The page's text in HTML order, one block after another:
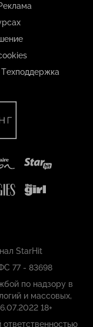
Техподдержка
StarHit
77 - 83698
по надзору в
и массовых,
18+